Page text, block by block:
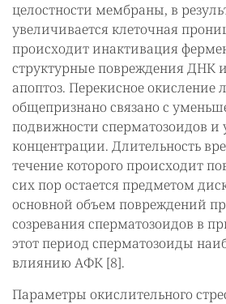
целостности мембраны, в
увеличивается клеточная
происходит инактивация
структурные повреждения ДНК
апоптоз. Перекисное окисление
общепризнано связано с
подвижности сперматозоидов
концентрации. Длительность
течение которого происходит
сих пор остается предметом
основной объем повреждений
созревания сперматозоидов в
этот период сперматозоиды
влиянию АФК [8].
Параметры окислительного